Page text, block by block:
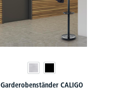
Garderobenständer CALIGO